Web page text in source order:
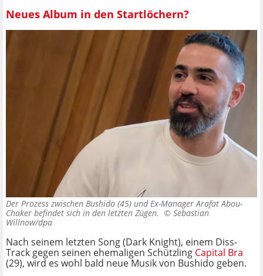
Neues Album in den Startlöchern?
Der Prozess zwischen Bushido (45) und Ex-Manager Arafat Abou-
Chaker befindet sich in den letzten Zügen. © Sebastian
Willnow/dpa
Nach seinem letzten Song (Dark Knight), einem Diss-
Track gegen seinen ehemaligen Schützling Capital Bra
(29), wird es wohl bald neue Musik von Bushido geben.